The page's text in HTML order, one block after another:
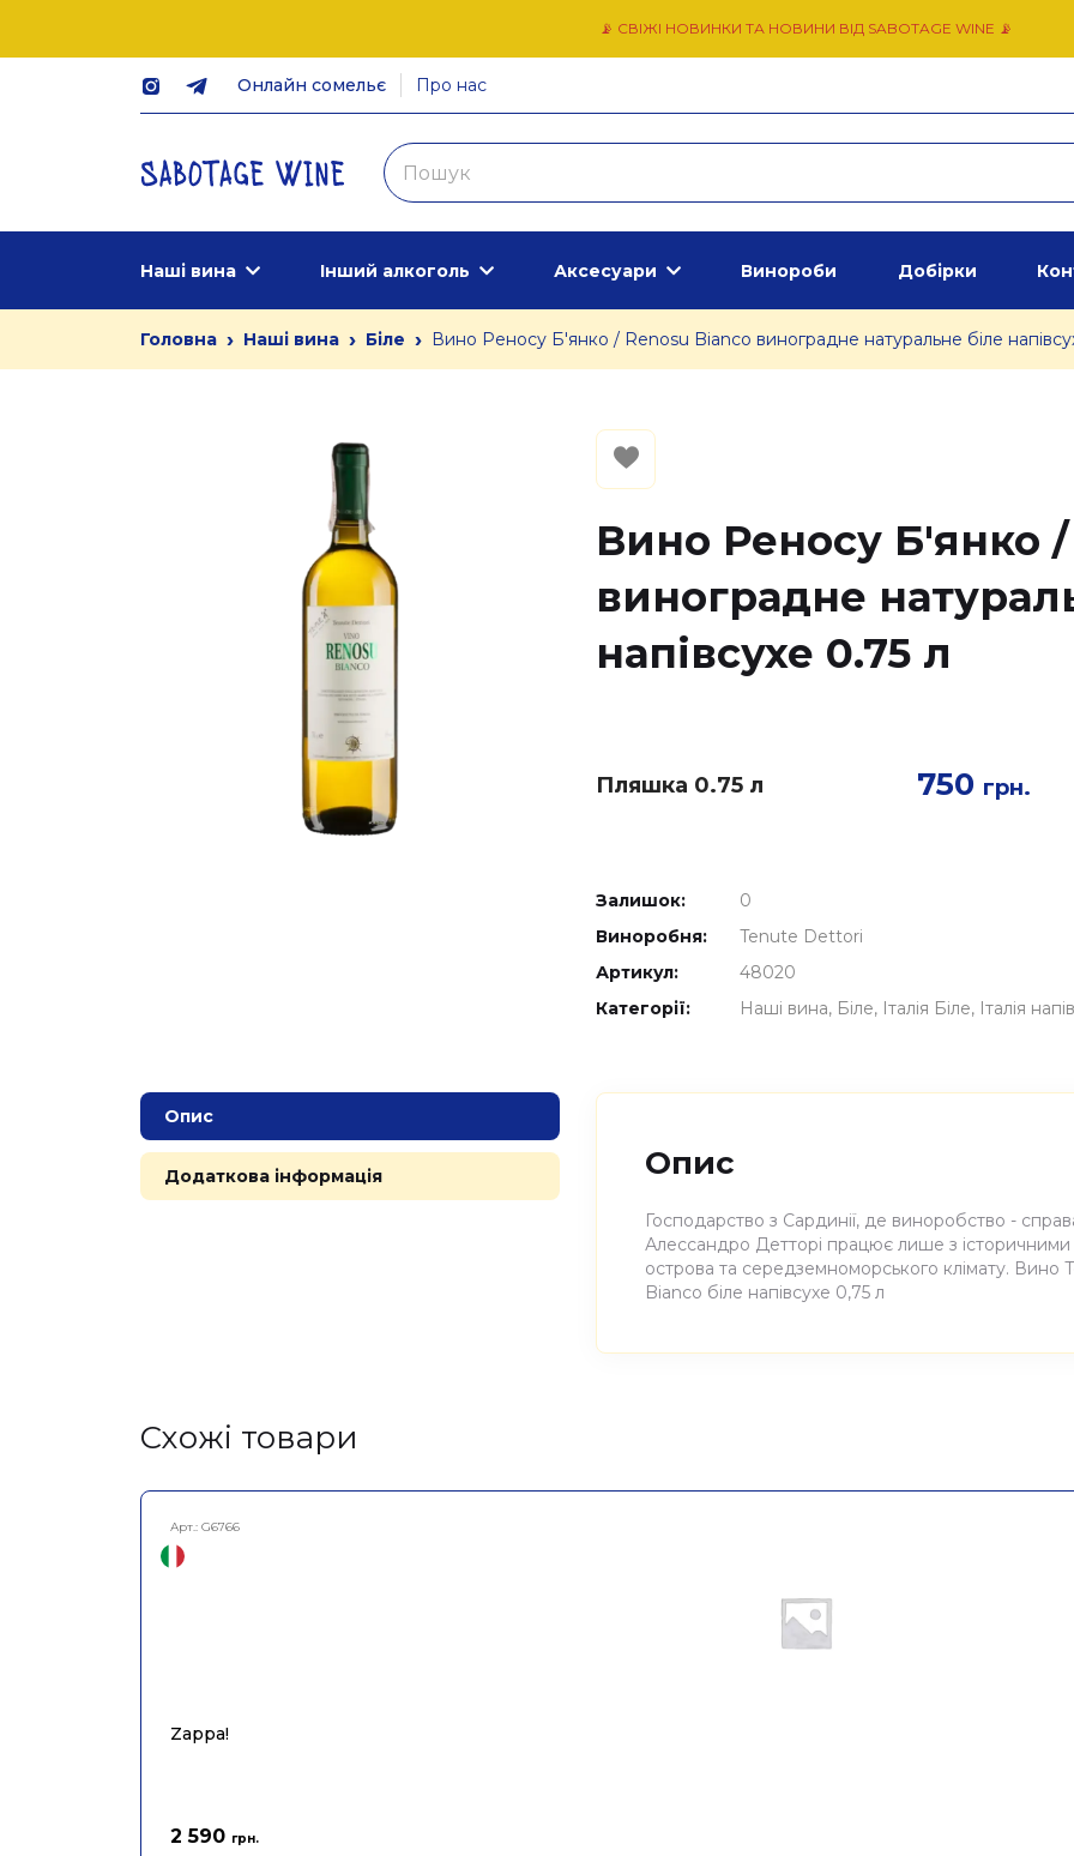
📡 СВІЖІ НОВИНКИ ТА НОВИНИ ВІД SABOTAGE WINE 📡
Онлайн сомельє Про нас
Наші вина Інший алкоголь Аксесуари Винороби Добірки
Головна › Наші вина › Біле › Вино Реносу Б'янко / Renosu Bianco виноградне натуральне біле
Вино Реносу Б'янко
виноградне
напівсухе 0.75 л
Пляшка 0.75 л 750 грн.
Залишок:
0
Виноробня:
Tenute Dettori
Артикул:
48020
Категорії:
Наші вина Біле Італія Біле Італія
Опис
Додаткова інформація Опис
Господарство з Сардинії, де виноробство -
Алессандро Детторі працює лише з
острова та середземноморського клімату.
Bianco біле напівсухе 0,75 л
Cхожі товари
Арт.: G6766
Zappa!
2 590 грн.